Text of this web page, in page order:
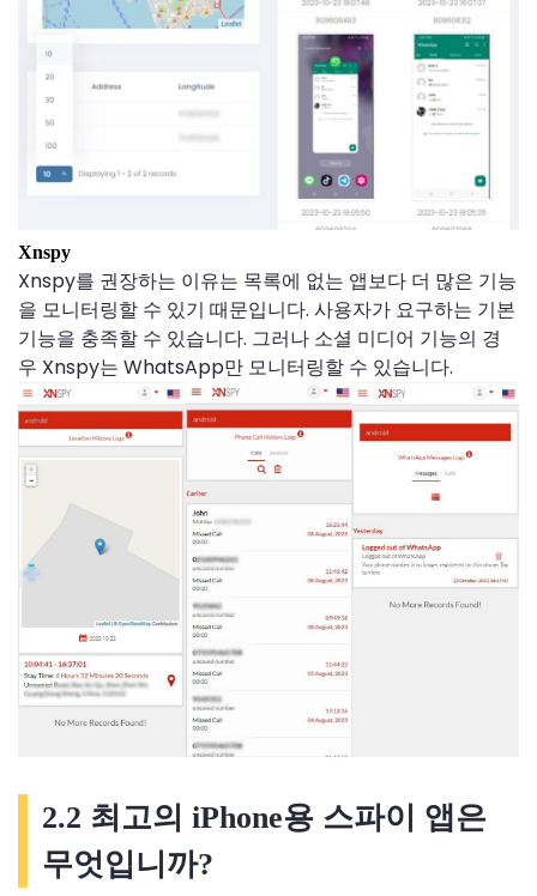
Xnspy
Xnspy를 권장하는 이유는 목록에 없는 앱보다 더 많은 기능
을 모니터링할 수 있기 때문입니다. 사용자가 요구하는 기본
기능을 충족할 수 있습니다. 그러나 소셜 미디어 기능의 경
우 Xnspy는 WhatsApp만 모니터링할 수 있습니다.
2.2 최고의 iPhone용 스파이 앱은
무엇입니까?